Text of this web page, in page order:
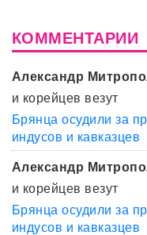
КОММЕНТАРИИ
Александр
и корейцев везут
Брянца осудили за
индусов и кавказцев
Александр
и корейцев везут
Брянца осудили за
индусов и кавказцев